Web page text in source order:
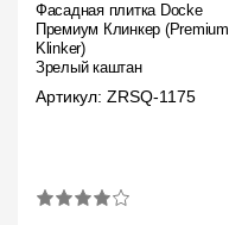
Фасадная плитка Docke
Премиум Клинкер (Premium
Klinker)
Зрелый каштан
Артикул: ZRSQ-1175